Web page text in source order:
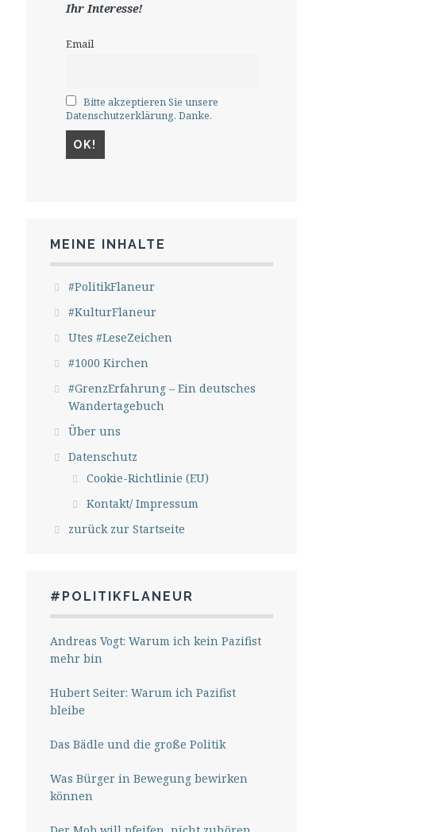
Ihr Interesse!
Email
Bitte akzeptieren Sie unsere
Datenschutzerklärung. Danke.
MEINE INHALTE
#PolitikFlaneur
#KulturFlaneur
Utes #LeseZeichen
#1000 Kirchen
#GrenzErfahrung – Ein deutsches
Wandertagebuch
Über uns
Datenschutz
Cookie-Richtlinie (EU)
Kontakt/ Impressum
zurück zur Startseite
#POLITIKFLANEUR
Andreas Vogt: Warum ich kein Pazifist
mehr bin
Hubert Seiter: Warum ich Pazifist
bleibe
Das Bädle und die große Politik
Was Bürger in Bewegung bewirken
können